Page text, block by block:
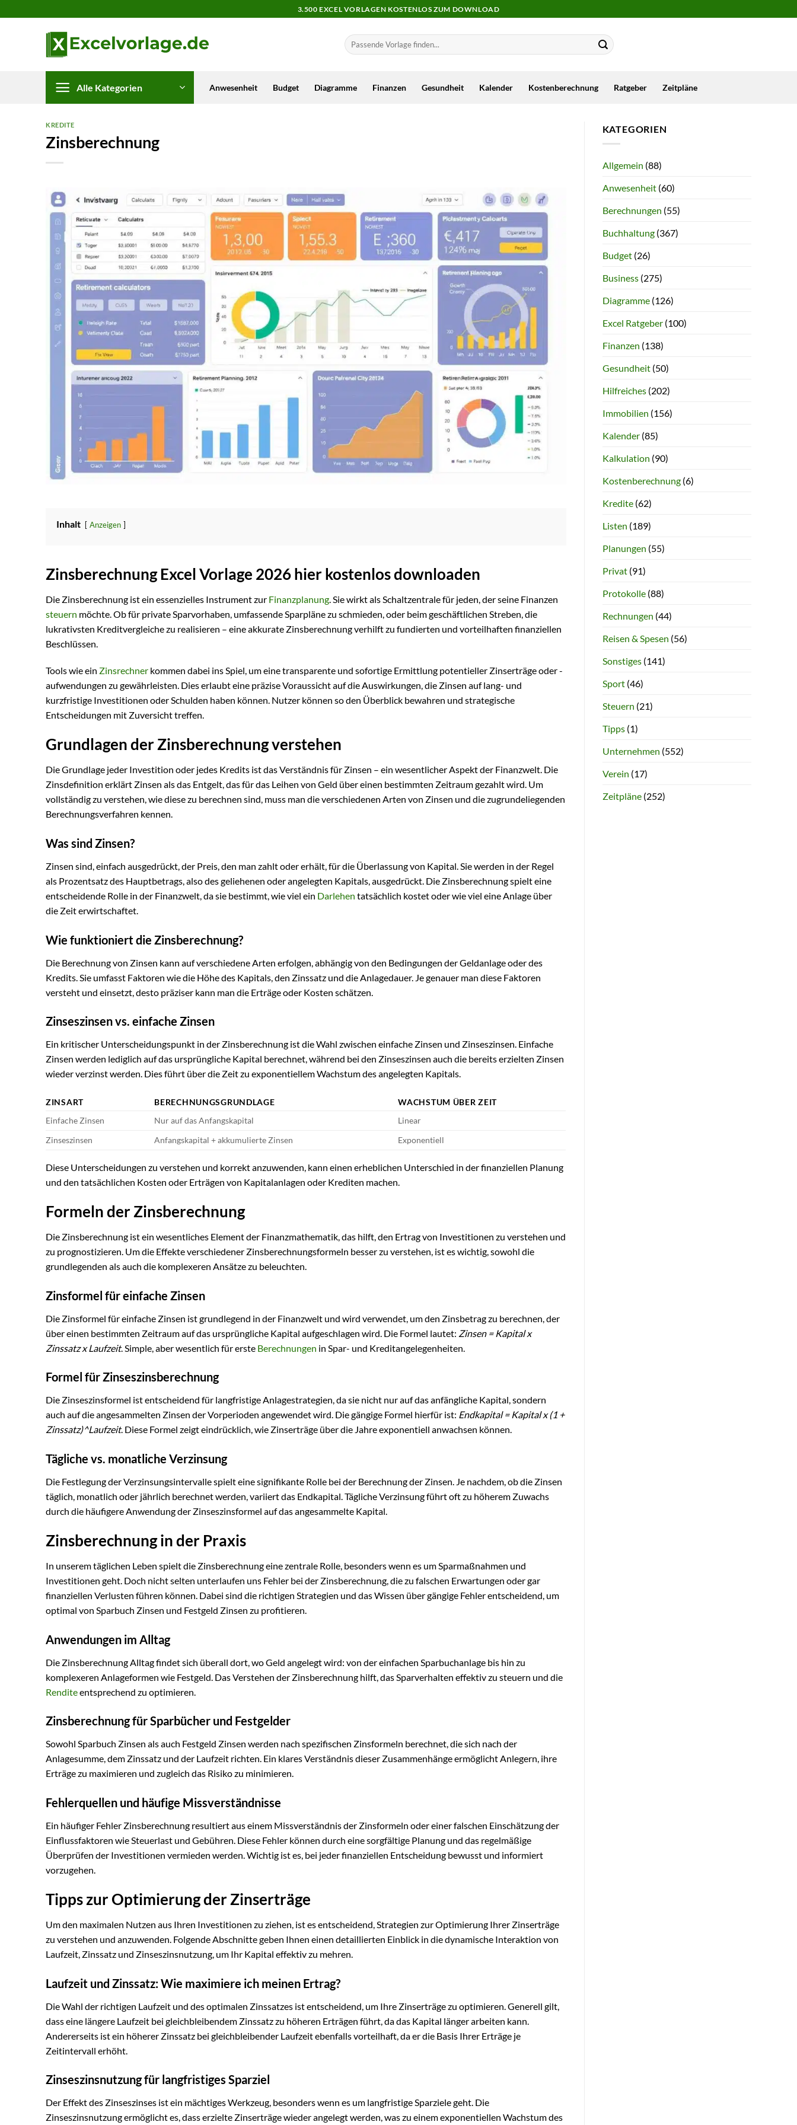
Inhalt
3.500 EXCEL VORLAGEN KOSTENLOS ZUM DOWNLOAD
Alle Kategorien Anwesenheit Budget Diagramme Finanzen Gesundheit Kalender Kostenberechnung Ratgeber Zeitpläne
KREDITE
Zinsberechnung
Inhalt Anzeigen
Zinsberechnung Excel Vorlage 2026 hier kostenlos downloaden
Die Zinsberechnung ist ein essenzielles Instrument zur Finanzplanung . Sie wirkt als Schaltzentrale für jeden, der seine Finanzen
steuern möchte. Ob für private Sparvorhaben, umfassende Sparpläne zu schmieden, oder beim geschäftlichen Streben, die
lukrativsten Kreditvergleiche zu realisieren – eine akkurate Zinsberechnung verhilft zu fundierten und vorteilhaften finanziellen
Beschlüssen.
Tools wie ein Zinsrechner kommen dabei ins Spiel, um eine transparente und sofortige Ermittlung potentieller Zinserträge oder -
aufwendungen zu gewährleisten. Dies erlaubt eine präzise Voraussicht auf die Auswirkungen, die Zinsen auf lang- und
kurzfristige Investitionen oder Schulden haben können. Nutzer können so den Überblick bewahren und strategische
Entscheidungen mit Zuversicht treffen.
Grundlagen der Zinsberechnung verstehen
Die Grundlage jeder Investition oder jedes Kredits ist das Verständnis für Zinsen – ein wesentlicher Aspekt der Finanzwelt. Die
Zinsdefinition erklärt Zinsen als das Entgelt, das für das Leihen von Geld über einen bestimmten Zeitraum gezahlt wird. Um
vollständig zu verstehen, wie diese zu berechnen sind, muss man die verschiedenen Arten von Zinsen und die zugrundeliegenden
Berechnungsverfahren kennen.
Was sind Zinsen?
Zinsen sind, einfach ausgedrückt, der Preis, den man zahlt oder erhält, für die Überlassung von Kapital. Sie werden in der Regel
als Prozentsatz des Hauptbetrags, also des geliehenen oder angelegten Kapitals, ausgedrückt. Die Zinsberechnung spielt eine
entscheidende Rolle in der Finanzwelt, da sie bestimmt, wie viel ein Darlehen tatsächlich kostet oder wie viel eine Anlage über
die Zeit erwirtschaftet.
Wie funktioniert die Zinsberechnung?
Die Berechnung von Zinsen kann auf verschiedene Arten erfolgen, abhängig von den Bedingungen der Geldanlage oder des
Kredits. Sie umfasst Faktoren wie die Höhe des Kapitals, den Zinssatz und die Anlagedauer. Je genauer man diese Faktoren
versteht und einsetzt, desto präziser kann man die Erträge oder Kosten schätzen.
Zinseszinsen vs. einfache Zinsen
Ein kritischer Unterscheidungspunkt in der Zinsberechnung ist die Wahl zwischen einfache Zinsen und Zinseszinsen. Einfache
Zinsen werden lediglich auf das ursprüngliche Kapital berechnet, während bei den Zinseszinsen auch die bereits erzielten Zinsen
wieder verzinst werden. Dies führt über die Zeit zu exponentiellem Wachstum des angelegten Kapitals.
ZINSART BERECHNUNGSGRUNDLAGE
WACHSTUM ÜBER ZEIT
Einfache Zinsen
Nur auf das Anfangskapital
Linear
Zinseszinsen
Anfangskapital + akkumulierte Zinsen Exponentiell
Diese Unterscheidungen zu verstehen und korrekt anzuwenden, kann einen erheblichen Unterschied in der finanziellen Planung
und den tatsächlichen Kosten oder Erträgen von Kapitalanlagen oder Krediten machen.
Formeln der Zinsberechnung
Die Zinsberechnung ist ein wesentliches Element der Finanzmathematik, das hilft, den Ertrag von Investitionen zu verstehen und
zu prognostizieren. Um die Effekte verschiedener Zinsberechnungsformeln besser zu verstehen, ist es wichtig, sowohl die
grundlegenden als auch die komplexeren Ansätze zu beleuchten.
Zinsformel für einfache Zinsen
Die Zinsformel für einfache Zinsen ist grundlegend in der Finanzwelt und wird verwendet, um den Zinsbetrag zu berechnen, der
über einen bestimmten Zeitraum auf das ursprüngliche Kapital aufgeschlagen wird. Die Formel lautet: Zinsen = Kapital x
Zinssatz x Laufzeit. Simple, aber wesentlich für erste Berechnungen in Spar- und Kreditangelegenheiten.
Formel für Zinseszinsberechnung
Die Zinseszinsformel ist entscheidend für langfristige Anlagestrategien, da sie nicht nur auf das anfängliche Kapital, sondern
auch auf die angesammelten Zinsen der Vorperioden angewendet wird. Die gängige Formel hierfür ist: Endkapital = Kapital x (1 +
Zinssatz)^Laufzeit. Diese Formel zeigt eindrücklich, wie Zinserträge über die Jahre exponentiell anwachsen können.
Tägliche vs. monatliche Verzinsung
Die Festlegung der Verzinsungsintervalle spielt eine signifikante Rolle bei der Berechnung der Zinsen. Je nachdem, ob die Zinsen
täglich, monatlich oder jährlich berechnet werden, variiert das Endkapital. Tägliche Verzinsung führt oft zu höherem Zuwachs
durch die häufigere Anwendung der Zinseszinsformel auf das angesammelte Kapital.
Zinsberechnung in der Praxis
In unserem täglichen Leben spielt die Zinsberechnung eine zentrale Rolle, besonders wenn es um Sparmaßnahmen und
Investitionen geht. Doch nicht selten unterlaufen uns Fehler bei der Zinsberechnung, die zu falschen Erwartungen oder gar
finanziellen Verlusten führen können. Dabei sind die richtigen Strategien und das Wissen über gängige Fehler entscheidend, um
optimal von Sparbuch Zinsen und Festgeld Zinsen zu profitieren.
Anwendungen im Alltag
Die Zinsberechnung Alltag findet sich überall dort, wo Geld angelegt wird: von der einfachen Sparbuchanlage bis hin zu
komplexeren Anlageformen wie Festgeld. Das Verstehen der Zinsberechnung hilft, das Sparverhalten effektiv zu steuern und die
Renditeentsprechend zu optimieren.
Zinsberechnung für Sparbücher und Festgelder
Sowohl Sparbuch Zinsen als auch Festgeld Zinsen werden nach spezifischen Zinsformeln berechnet, die sich nach der
Anlagesumme, dem Zinssatz und der Laufzeit richten. Ein klares Verständnis dieser Zusammenhänge ermöglicht Anlegern, ihre
Erträge zu maximieren und zugleich das Risiko zu minimieren.
Fehlerquellen und häufige Missverständnisse
Ein häufiger Fehler Zinsberechnung resultiert aus einem Missverständnis der Zinsformeln oder einer falschen Einschätzung der
Einflussfaktoren wie Steuerlast und Gebühren. Diese Fehler können durch eine sorgfältige Planung und das regelmäßige
Überprüfen der Investitionen vermieden werden. Wichtig ist es, bei jeder finanziellen Entscheidung bewusst und informiert
vorzugehen.
Tipps zur Optimierung der Zinserträge
Um den maximalen Nutzen aus Ihren Investitionen zu ziehen, ist es entscheidend, Strategien zur Optimierung Ihrer Zinserträge
zu verstehen und anzuwenden. Folgende Abschnitte geben Ihnen einen detaillierten Einblick in die dynamische Interaktion von
Laufzeit, Zinssatz und Zinseszinsnutzung, um Ihr Kapital effektiv zu mehren.
Laufzeit und Zinssatz: Wie maximiere ich meinen Ertrag?
Die Wahl der richtigen Laufzeit und des optimalen Zinssatzes ist entscheidend, um Ihre Zinserträge zu optimieren. Generell gilt,
dass eine längere Laufzeit bei gleichbleibendem Zinssatz zu höheren Erträgen führt, da das Kapital länger arbeiten kann.
Andererseits ist ein höherer Zinssatz bei gleichbleibender Laufzeit ebenfalls vorteilhaft, da er die Basis Ihrer Erträge je
Zeitintervall erhöht.
Zinseszinsnutzung für langfristiges Sparziel
Der Effekt des Zinseszinses ist ein mächtiges Werkzeug, besonders wenn es um langfristige Sparziele geht. Die
Zinseszinsnutzung ermöglicht es, dass erzielte Zinserträge wieder angelegt werden, was zu einem exponentiellen Wachstum des
KATEGORIEN
Allgemein (88)
Anwesenheit(60)
Berechnungen (55)
Buchhaltung(367)
Budget(26)
Business(275)
Diagramme(126)
Excel Ratgeber(100)
Finanzen (138)
Gesundheit(50)
Hilfreiches(202)
Immobilien (156)
Kalender(85)
Kalkulation (90)
Kostenberechnung(6)
Kredite(62)
Listen (189)
Planungen (55)
Privat(91)
Protokolle(88)
Rechnungen (44)
Reisen & Spesen (56)
Sonstiges(141)
Sport(46)
Steuern (21)
Tipps(1)
Unternehmen (552)
Verein (17)
Zeitpläne(252)